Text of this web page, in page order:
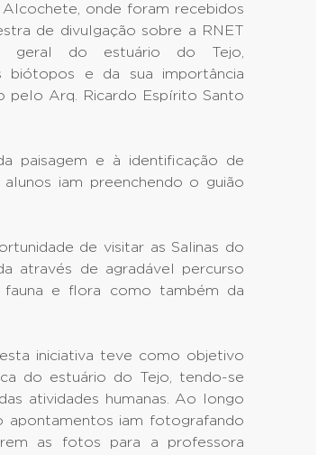
onde foram recebidos
de divulgação sobre a RNET
geral do estuário do Tejo,
biótopos e da sua importância
pelo Arq. Ricardo Espírito Santo
paisagem e à identificação de
iam preenchendo o guião
de visitar as Salinas do
através de agradável percurso
e flora como também da
iniciativa teve como objetivo
do estuário do Tejo, tendo-se
atividades humanas. Ao longo
apontamentos iam fotografando
as fotos para a professora